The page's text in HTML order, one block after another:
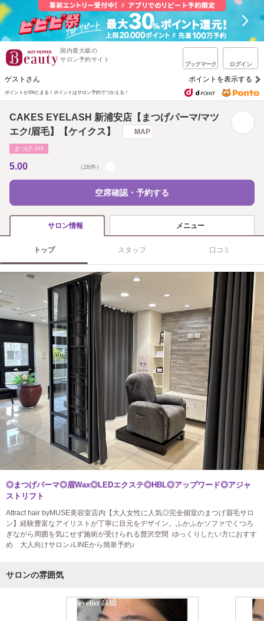
国内最大級の
サロン予約サイト
ブックマーク ログイン
ゲストさん ポイントを表示する
ポイントが1%たまる！ ポイントはサロン予約でつかえる！
CAKES EYELASH 新浦安店【まつげパーマ/マツ
エク/眉毛】【ケイクス】
MAP
まつげ･ﾒｲｸ
5.00 （28件）
空席確認・予約する
サロン情報 メニュー
トップ スタッフ 口コミ
◎まつげパーマ◎眉Wax◎LEDエクステ◎HBL◎アップワード◎アジャ
ストリフト
Attract hair byMUSE美容室店内【大人女性に人気◎完全個室のまつげ眉毛サロ
ン】経験豊富なアイリストが丁寧に目元をデザイン。ふかふかソファでくつろ
ぎながら周囲を気にせず施術が受けられる贅沢空間 ゆっくりしたい方におすす
め 大人向けサロン♪LINEから簡単予約♪
サロンの雰囲気